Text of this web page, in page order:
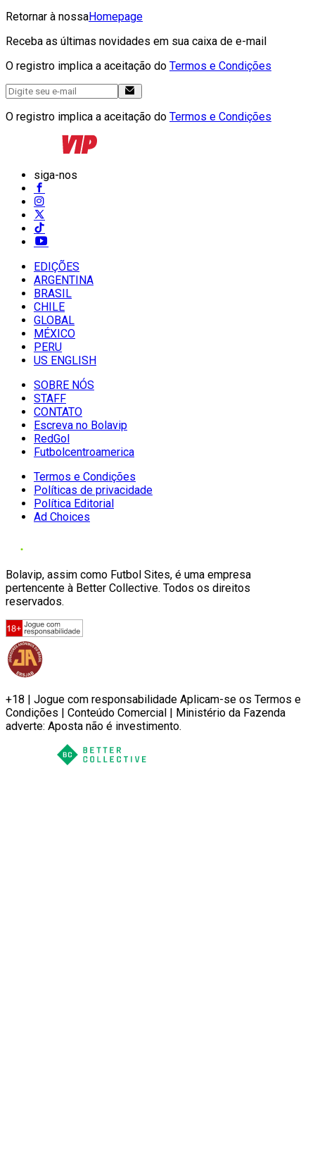
Retornar à nossaHomepage
Receba as últimas novidades em sua caixa de e-mail
O registro implica a aceitação do Termos e Condições
O registro implica a aceitação do Termos e Condições
siga-nos
EDIÇÕES
ARGENTINA
BRASIL
CHILE
GLOBAL
MÉXICO
PERU
US ENGLISH
SOBRE NÓS
STAFF
CONTATO
Escreva no Bolavip
RedGol
Futbolcentroamerica
Termos e Condições
Políticas de privacidade
Política Editorial
Ad Choices
Bolavip, assim como Futbol Sites, é uma empresa
pertencente à Better Collective. Todos os direitos
reservados.
+18 | Jogue com responsabilidade Aplicam-se os Termos e
Condições | Conteúdo Comercial | Ministério da Fazenda
adverte: Aposta não é investimento.